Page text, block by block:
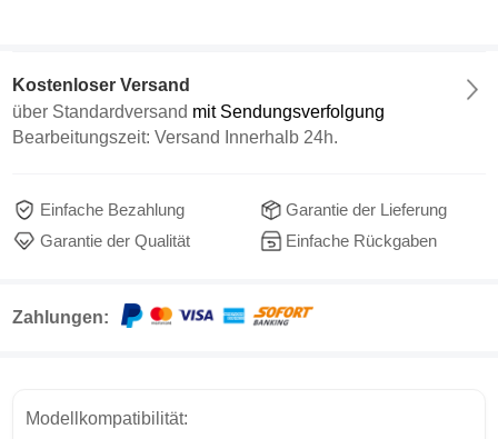
Kostenloser Versand
über Standardversand mit Sendungsverfolgung
Bearbeitungszeit: Versand Innerhalb 24h.
Einfache Bezahlung
Garantie der Lieferung
Garantie der Qualität
Einfache Rückgaben
Zahlungen:
Modellkompatibilität: